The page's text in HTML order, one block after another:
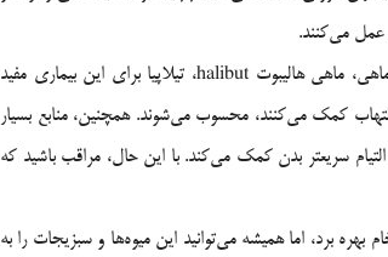
عمل می‌کنند.
3 ماهی‌های بخارپز، آب پز، پخته شده و کبابی مانند قزل آلا، شاه ماهی، سفره ماهی، ماهی هالیبوت halibut، تیلاپیا برای این بیماری مفید
به هنگام تأمین چربی‌های ضروری امگا 3 که به مهار التهاب کمک می‌کنند، محسوب می‌شوند. همچنین، منابع بسیار
سریعتر بدن کمک می‌کند. با این حال، مراقب باشید که
برد، اما همیشه می‌توانید این میوه‌ها و سبزیجات را به